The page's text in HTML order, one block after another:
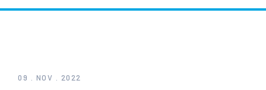
09 . NOV . 2022